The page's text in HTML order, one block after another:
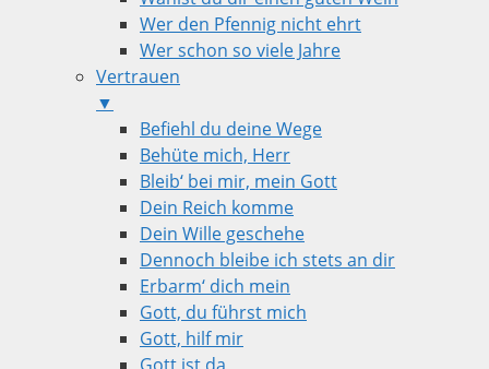
Wer den Pfennig nicht ehrt
Wer schon so viele Jahre
Vertrauen
▼
Befiehl du deine Wege
Behüte mich, Herr
Bleib‘ bei mir, mein Gott
Dein Reich komme
Dein Wille geschehe
Dennoch bleibe ich stets an dir
Erbarm‘ dich mein
Gott, du führst mich
Gott, hilf mir